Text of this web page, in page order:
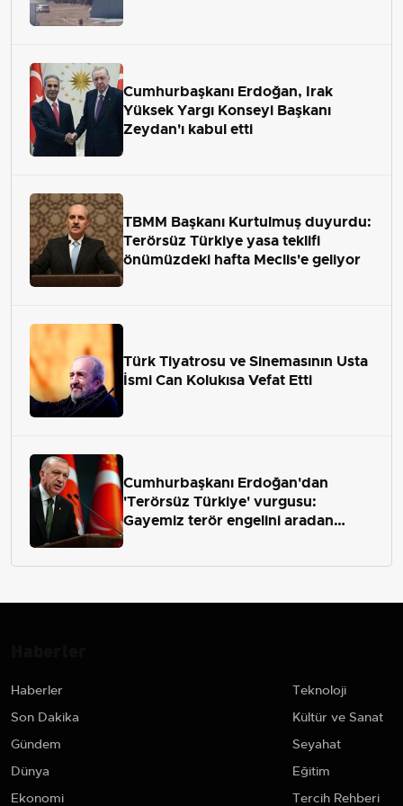
Cumhurbaşkanı Erdoğan, Irak
Yüksek Yargı Konseyi Başkanı
Zeydan'ı kabul etti
TBMM Başkanı Kurtulmuş duyurdu:
Terörsüz Türkiye yasa teklifi
önümüzdeki hafta Meclis'e geliyor
Türk Tiyatrosu ve Sinemasının Usta
İsmi Can Kolukısa Vefat Etti
Cumhurbaşkanı Erdoğan'dan
'Terörsüz Türkiye' vurgusu:
Gayemiz terör engelini aradan
Haberler
Son Dakika
Gündem
Dünya
Ekonomi
Teknoloji
Kültür ve Sanat
Seyahat
Eğitim
Tercih Rehberi